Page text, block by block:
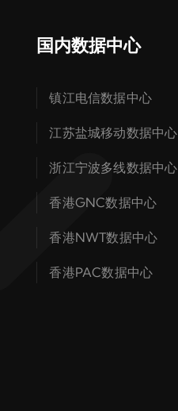
国内数据中心
镇江电信数据中心
江苏盐城移动数据中心
浙江宁波多线数据中心
香港GNC数据中心
香港NWT数据中心
香港PAC数据中心